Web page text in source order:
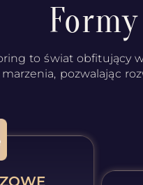
to świat obfitujący
pozwalając